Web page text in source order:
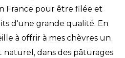
France pour être filée et
d'une grande qualité. En
à offrir à mes chèvres un
dans des pâturages